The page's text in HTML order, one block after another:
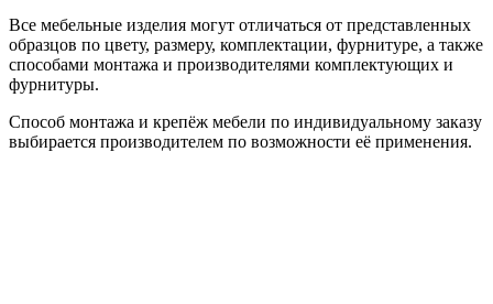
Все мебельные изделия могут отличаться от представленных
образцов по цвету, размеру, комплектации, фурнитуре, а также
способами монтажа и производителями комплектующих и
фурнитуры.
Способ монтажа и крепёж мебели по индивидуальному заказу
выбирается производителем по возможности её применения.